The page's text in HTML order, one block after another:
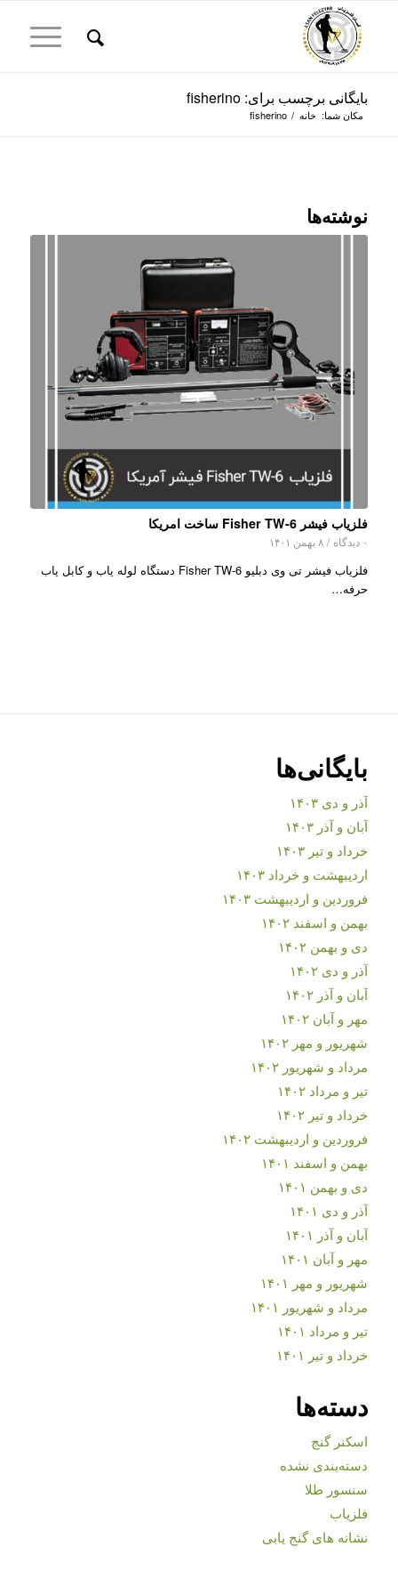
بایگانی برچسب برای: fisherino
مکان شما: خانه /
fisherino
نوشته‌ها
فلزیاب فیشر Fisher TW-6 ساخت امریکا
۰ دیدگاه / ۸ بهمن ۱۴۰۱
فلزیاب فیشر تی وی دبلیو Fisher TW-6 دستگاه لوله یاب و کابل یاب
حرفه…
بایگانی‌ها
آذر و دی ۱۴۰۳
آبان و آذر ۱۴۰۳
خرداد و تیر ۱۴۰۳
اردیبهشت و خرداد ۱۴۰۳
فروردین و اردیبهشت ۱۴۰۳
بهمن و اسفند ۱۴۰۲
دی و بهمن ۱۴۰۲
آذر و دی ۱۴۰۲
آبان و آذر ۱۴۰۲
مهر و آبان ۱۴۰۲
شهریور و مهر ۱۴۰۲
مرداد و شهریور ۱۴۰۲
تیر و مرداد ۱۴۰۲
خرداد و تیر ۱۴۰۲
فروردین و اردیبهشت ۱۴۰۲
بهمن و اسفند ۱۴۰۱
دی و بهمن ۱۴۰۱
آذر و دی ۱۴۰۱
آبان و آذر ۱۴۰۱
مهر و آبان ۱۴۰۱
شهریور و مهر ۱۴۰۱
مرداد و شهریور ۱۴۰۱
تیر و مرداد ۱۴۰۱
خرداد و تیر ۱۴۰۱
دسته‌ها
اسکنر گنج
دسته‌بندی نشده
سنسور طلا
فلزیاب
نشانه های گنج یابی